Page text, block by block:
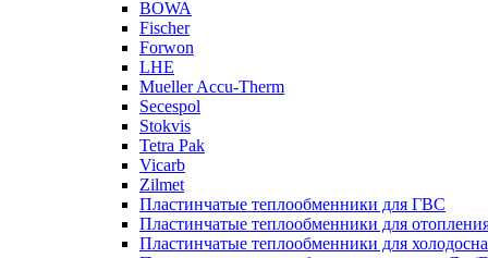
BOWA
Fischer
Forwon
LHE
Mueller Accu-Therm
Secespol
Stokvis
Tetra Pak
Vicarb
Zilmet
Пластинчатые теплообменники для ГВС
Пластинчатые теплообменники для
Пластинчатые теплообменники для